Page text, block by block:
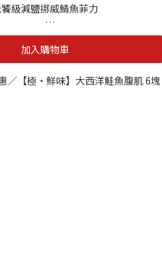
級減鹽挪威鯖魚菲力
謹處理以細火慢煎即可輕鬆上桌
適合懂吃的你，找個想共進餐的人一
起享用。”
加入購物車